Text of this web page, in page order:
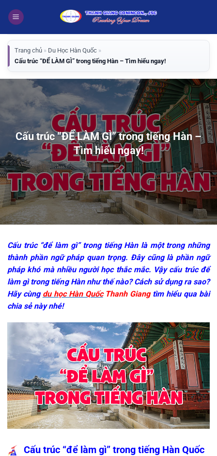
qua
dung
Trang chủ » Du Học Hàn Quốc »
Cấu trúc “ĐỂ LÀM GÌ” trong tiếng Hàn – Tìm hiểu ngay!
Cấu trúc “ĐỂ LÀM GÌ” trong tiếng Hàn –
Tìm hiểu ngay!
Cấu trúc “để làm gì” trong tiếng Hàn là một trong những
thành phần ngữ pháp quan trọng. Đây cũng là phần ngữ
pháp khó mà nhiều người học thắc mắc. Vậy cấu trúc để
làm gì trong tiếng Hàn như thế nào? Cách sử dụng ra sao?
Hãy cùng du học Hàn QuốcThanh Giangtìm hiểu qua bài
chia sẻ này nhé!
Cấu trúc “để làm gì” trong tiếng Hàn Quốc